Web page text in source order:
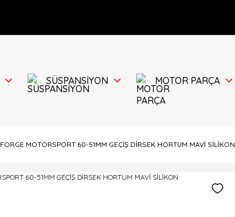
SÜSPANSİYON MOTOR PARÇA
FORGE MOTORSPORT 60-51MM GEÇİŞ DİRSEK HORTUM MAVİ SİLİKON